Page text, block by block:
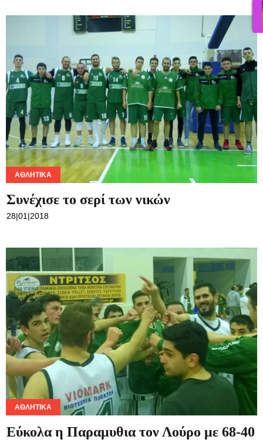
ΑΘΛΗΤΙΚΆ
Συνέχισε το σερί των νικών
28|01|2018
ΑΘΛΗΤΙΚΆ
Εύκολα η Παραμυθια τον Λούρο με 68-40